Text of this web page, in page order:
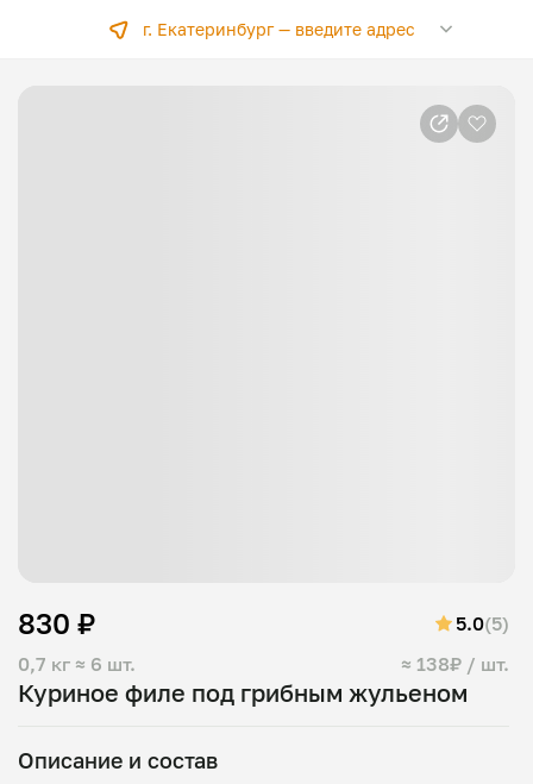
г. Екатеринбург —введите адрес
Куриное филе под грибным жульеном
0,7 кг ≈ 6 шт. ≈ 138₽ / шт.
830 ₽ 5.0(5)
Описание и состав